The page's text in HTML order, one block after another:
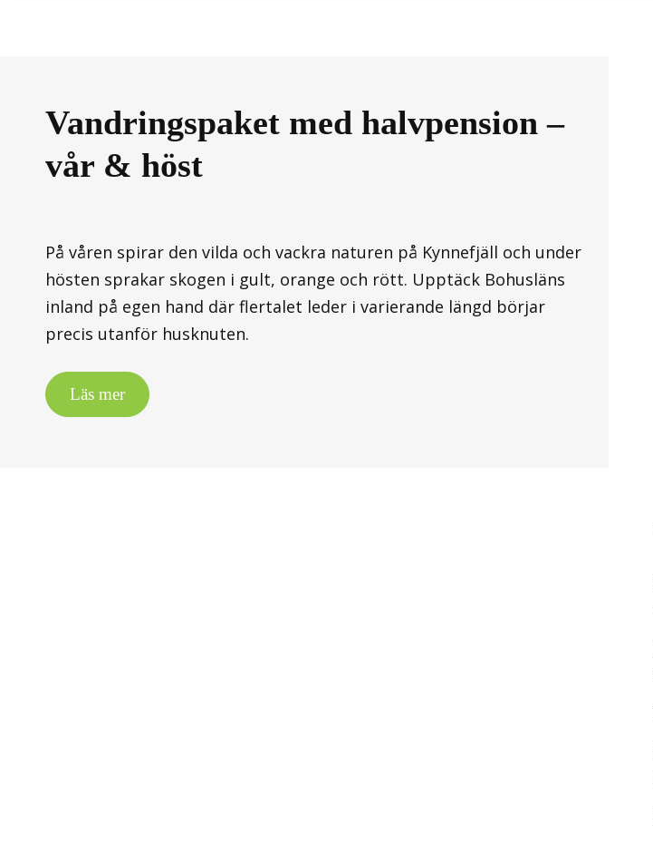
Vandringspaket med halvpension –
vår & höst
På våren spirar den vilda och vackra naturen på Kynnefjäll och under
hösten sprakar skogen i gult, orange och rött. Upptäck Bohusläns
inland på egen hand där flertalet leder i varierande längd börjar
precis utanför husknuten.
Läs mer